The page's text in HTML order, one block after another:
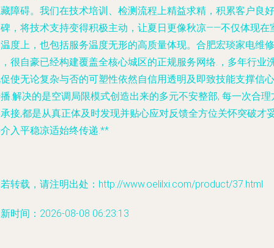
障碍。我们在技术培训、检测流程上精益求精，积累客户良好
，将技术支持变得积极主动，让夏日更像秋凉——不仅体现在
度上，也包括服务温度无形的高质量体现。合肥宏琰家电维修
很自豪已经构建覆盖全核心城区的正规服务网络.，多年行业
使无论复杂与否的可塑性依然自信用透明及即致技能支撑信心
.解决的是空调局限模式创造出来的多元不安整部, 每一次合理
接,都是从真正体及时发现并贴心应对反馈全方位关怀突破才
入平稳凉适始终传递.**
转载，请注明出处：http://www.oelilxi.com/product/37.html
时间：2026-08-08 06:23:13